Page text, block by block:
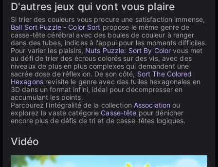
D'autres jeux qui vont vous plaire
Si trier des couleurs vous procure une satisfaction immense,
Ball Sort Puzzle - Color Sort propose le même genre de
casse-tête cérébral avec des boules de couleur à ranger
dans des tubes, indices à l'appui pour les moments difficiles.
Pour varier les plaisirs, Nuts Puzzle: Sort By Color vous met
au défi de trier des écrous colorés sur des vis, avec des
niveaux de plus en plus complexes qui demandent une
sacrée dose de réflexion. De son côté, Sort The Colored
Hexagonsrevisite le genre avec des tuiles hexagonales en
3D dans un format infini, idéal pour décompresser en
accumulant les points.
Parcourez l'intégralité de la collection Association ou
explorez la vaste catégorie Casse-tête pour dénicher
encore plus de défis de tri et de casse-têtes logiques.
Vidéo